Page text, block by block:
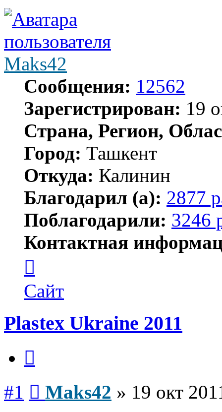
Maks42
Сообщения: 12562
Зарегистрирован: 19
Страна, Регион,
Город: Ташкент
Откуда: Калинин
Благодарил (а): 2877
Поблагодарили: 3246
Контактная
пользователя
Maks42
Сайт
Plastex Ukraine 2011
#1 Maks42 » 19 окт